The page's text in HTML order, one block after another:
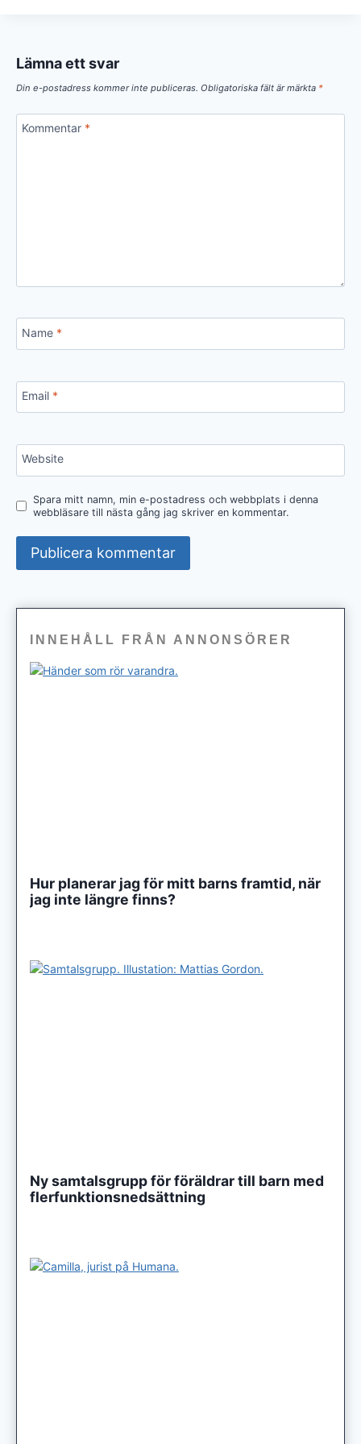
Lämna ett svar
Din e-postadress kommer inte publiceras. Obligatoriska fält är märkta *
Kommentar *
Name *
Email *
Website
Spara mitt namn, min e-postadress och webbplats i denna
webbläsare till nästa gång jag skriver en kommentar.
INNEHÅLL FRÅN ANNONSÖRER
Hur planerar jag för mitt barns framtid, när
jag inte längre finns?
Ny samtalsgrupp för föräldrar till barn med
flerfunktionsnedsättning